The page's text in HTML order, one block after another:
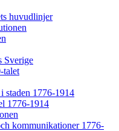
huvudlinjer
Sverige
talet
staden 1776-1914
1776-1914
kommunikationer 1776-